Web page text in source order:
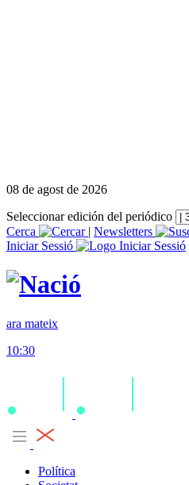
08 de agost de 2026
Seleccionar edición del periódico
Cerca
| Newsletters
Iniciar Sessió
ara mateix
10:30
Política